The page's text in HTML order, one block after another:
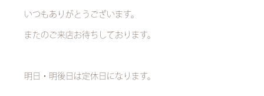
いつもありがとうございます。
またのご来店お待ちしております。
明日・明後日は定休日になります。